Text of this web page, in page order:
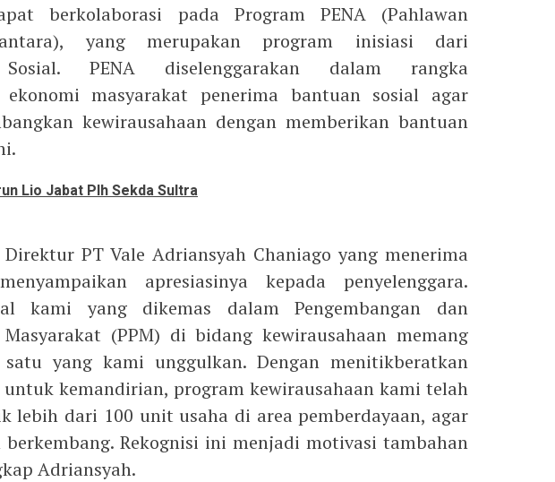
berkolaborasi pada Program PENA (Pahlawan
yang merupakan program inisiasi dari
Sosial. PENA diselenggarakan dalam rangka
ekonomi masyarakat penerima bantuan sosial agar
kewirausahaan dengan memberikan bantuan
Lio Jabat Plh Sekda Sultra
PT Vale Adriansyah Chaniago yang menerima
apresiasinya kepada penyelenggara.
kami yang dikemas dalam Pengembangan dan
Masyarakat (PPM) di bidang kewirausahaan memang
yang kami unggulkan. Dengan menitikberatkan
kemandirian, program kewirausahaan kami telah
lebih dari 100 unit usaha di area pemberdayaan, agar
Rekognisi ini menjadi motivasi tambahan
Adriansyah.